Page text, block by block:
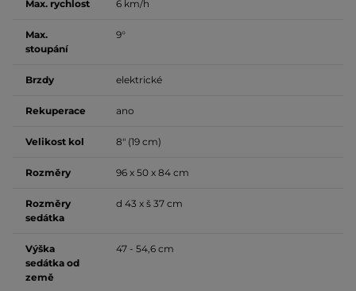
Max. rychlost 6 km/h
Max.
stoupání
9°
Brzdy elektrické
Rekuperace ano
Velikost kol 8" (19 cm)
Rozměry 96 x 50 x 84 cm
Rozměry
sedátka
d 43 x š 37 cm
Výška
sedátka od
země
47 - 54,6 cm